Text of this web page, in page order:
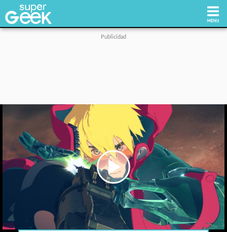
Tecnología
Videojuegos
Reviews
Cultura Pop
Streaming
Síguenos:
Play
Video